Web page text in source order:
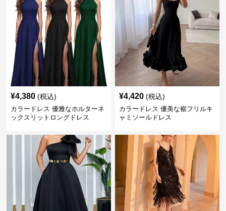
¥4,380 (税込)
カラードレス 優雅なホルターネ
ックスリットロングドレス
¥4,420 (税込)
カラードレス 優美な裾フリルキ
ャミソールドレス